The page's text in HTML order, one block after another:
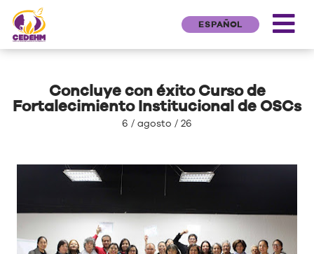
ESPAÑOL
Concluye con éxito Curso de
Fortalecimiento Institucional de OSCs
6 / agosto / 26